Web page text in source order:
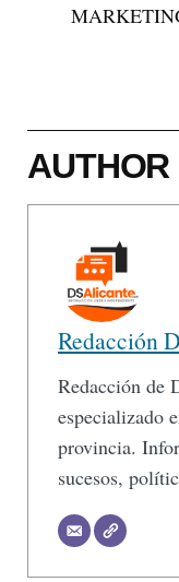
AUTHOR
Redacción
Redacción de
especializado
provincia.
sucesos,